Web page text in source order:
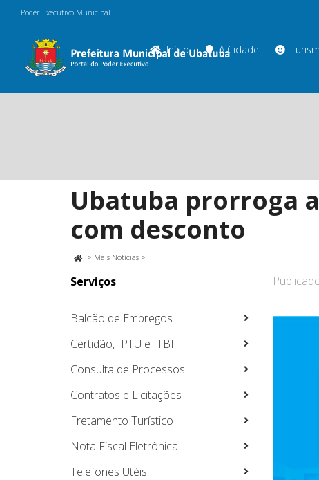
Poder Executivo Municipal
Início A Cidade
Ubatuba prorroga
com desconto
> Mais Notícias >
Serviços
Balcão de Empregos
Certidão, IPTU e ITBI
Consulta de Processos
Contratos e Licitações
Fretamento Turístico
Nota Fiscal Eletrônica
Telefones Utéis